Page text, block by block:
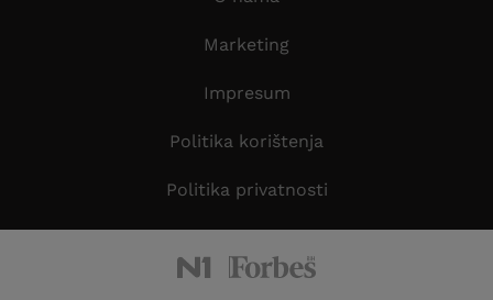
Marketing
Impresum
Politika korištenja
Politika privatnosti